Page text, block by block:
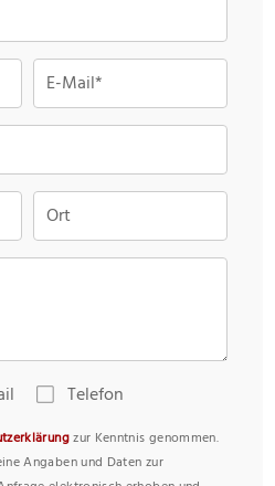
E-Mail*
Ort
Telefon
zur Kenntnis genommen.
Angaben und Daten zur